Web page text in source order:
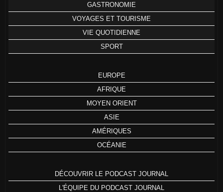
GASTRONOMIE
VOYAGES ET TOURISME
VIE QUOTIDIENNE
SPORT
EUROPE
AFRIQUE
MOYEN ORIENT
ASIE
AMÉRIQUES
OCÉANIE
DÉCOUVRIR LE PODCAST JOURNAL
L'ÉQUIPE DU PODCAST JOURNAL